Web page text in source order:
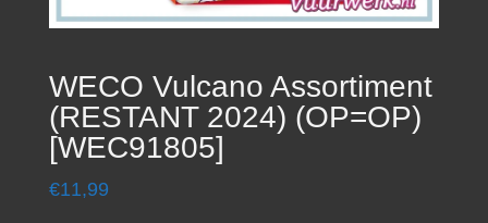
WECO Vulcano Assortiment
(RESTANT 2024) (OP=OP)
[WEC91805]
€11,99